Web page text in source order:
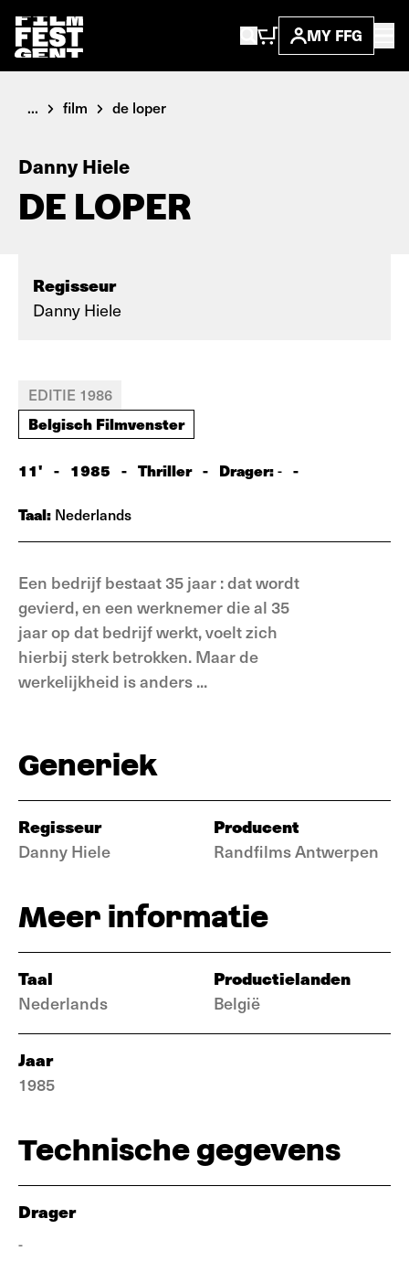
MY FFG
... film de loper
Danny Hiele
DE LOPER
Regisseur
Danny Hiele
EDITIE 1986
Belgisch Filmvenster
11' - 1985 - Thriller - Drager:- -
Taal: Nederlands
Een bedrijf bestaat 35 jaar : dat wordt
gevierd, en een werknemer die al 35
jaar op dat bedrijf werkt, voelt zich
hierbij sterk betrokken. Maar de
werkelijkheid is anders ...
Generiek
Regisseur
Danny Hiele
Producent
Randfilms Antwerpen
Meer informatie
Taal
Nederlands
Productielanden
België
Jaar
1985
Technische gegevens
Drager
-